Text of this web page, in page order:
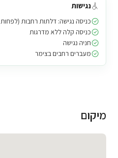
נגישות
כניסה נגישה: דלתות רחבות (לפחות 90 ס"מ)
כניסה קלה ללא מדרגות
חניה נגישה
מעברים רחבים בצימר
מיקום